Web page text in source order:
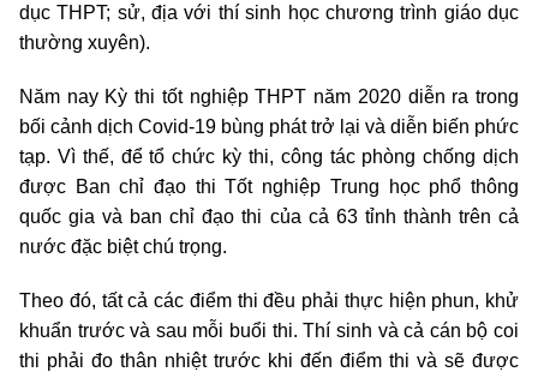
dục THPT; sử, địa với thí sinh học chương trình giáo dục
thường xuyên).
Năm nay Kỳ thi tốt nghiệp THPT năm 2020 diễn ra trong
bối cảnh dịch Covid-19 bùng phát trở lại và diễn biến phức
tạp. Vì thế, để tổ chức kỳ thi, công tác phòng chống dịch
được Ban chỉ đạo thi Tốt nghiệp Trung học phổ thông
quốc gia và ban chỉ đạo thi của cả 63 tỉnh thành trên cả
nước đặc biệt chú trọng.
Theo đó, tất cả các điểm thi đều phải thực hiện phun, khử
khuẩn trước và sau mỗi buổi thi. Thí sinh và cả cán bộ coi
thi phải đo thân nhiệt trước khi đến điểm thi và sẽ được